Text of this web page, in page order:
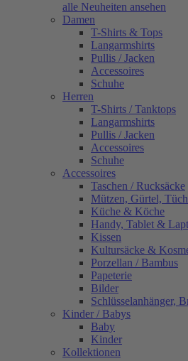
alle Neuheiten ansehen
Damen
T-Shirts & Tops
Langarmshirts
Pullis / Jacken
Accessoires
Schuhe
Herren
T-Shirts / Tanktops
Langarmshirts
Pullis / Jacken
Accessoires
Schuhe
Accessoires
Taschen / Rucksäcke
Mützen, Gürtel,
Küche & Köche
Handy, Tablet &
Kissen
Kultursäcke &
Porzellan / Bambus
Papeterie
Bilder
Schlüsselanhänger,
Kinder / Babys
Baby
Kinder
Kollektionen